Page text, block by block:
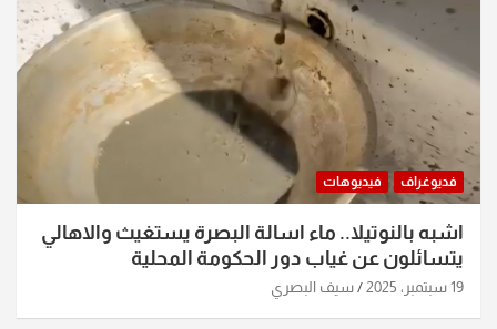
فديوغراف فيديوهات
اشبه بالنوتيلا.. ماء اسالة البصرة يستغيث والاهالي
يتسائلون عن غياب دور الحكومة المحلية
19 سبتمبر، 2025 سيف البصري